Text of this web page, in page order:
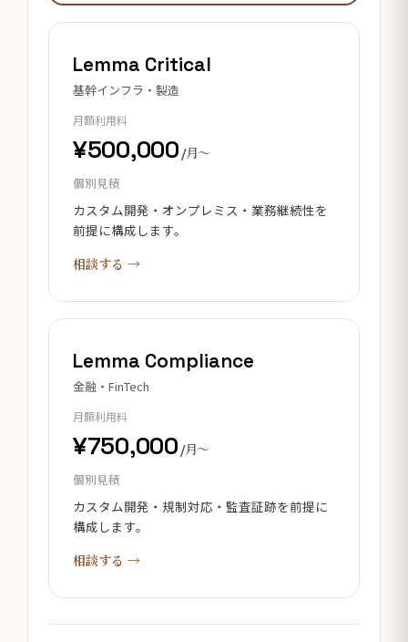
Lemma Critical
基幹インフラ・製造
月額利用料
¥500,000 /月〜
個別見積
カスタム開発・オンプレミス・業務継続性を
前提に構成します。
相談する →
Lemma Compliance
金融・FinTech
月額利用料
¥750,000 /月〜
個別見積
カスタム開発・規制対応・監査証跡を前提に
構成します。
相談する →